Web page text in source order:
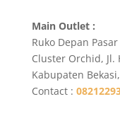
Main Outlet :
Ruko Depan
Cluster Orchid, Jl.
Kabupaten
Contact :